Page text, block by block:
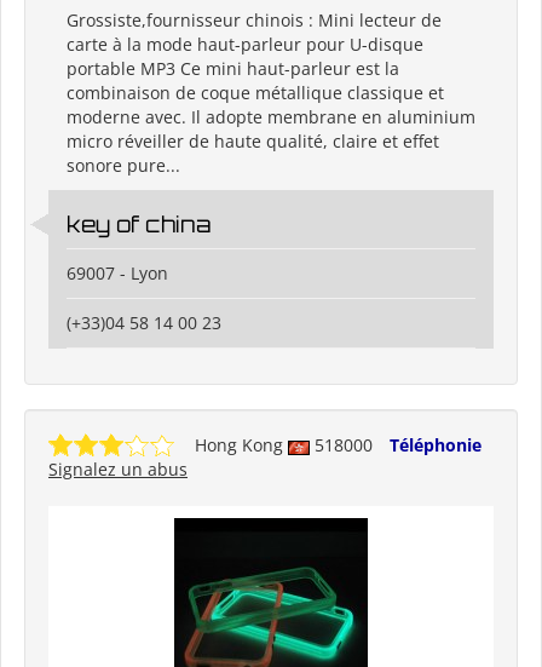
Grossiste,fournisseur chinois : Mini lecteur de
carte à la mode haut-parleur pour U-disque
portable MP3 Ce mini haut-parleur est la
combinaison de coque métallique classique et
moderne avec. Il adopte membrane en aluminium
micro réveiller de haute qualité, claire et effet
sonore pure...
key of china
69007 - Lyon
(+33)04 58 14 00 23
Hong Kong 518000
Téléphonie
Signalez un abus